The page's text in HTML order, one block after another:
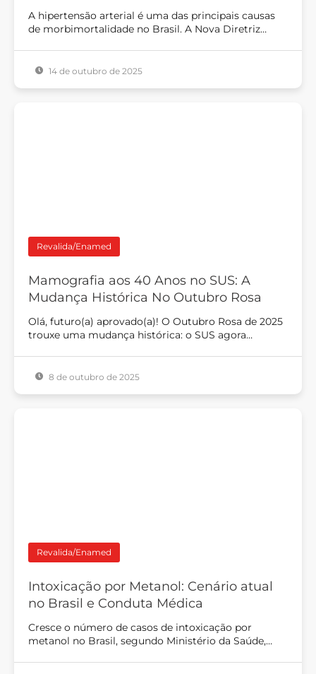
A hipertensão arterial é uma das principais causas
de morbimortalidade no Brasil. A Nova Diretriz…
14 de outubro de 2025
Revalida/Enamed
Mamografia aos 40 Anos no SUS: A
Mudança Histórica No Outubro Rosa
Olá, futuro(a) aprovado(a)! O Outubro Rosa de 2025
trouxe uma mudança histórica: o SUS agora…
8 de outubro de 2025
Revalida/Enamed
Intoxicação por Metanol: Cenário atual
no Brasil e Conduta Médica
Cresce o número de casos de intoxicação por
metanol no Brasil, segundo Ministério da Saúde,…